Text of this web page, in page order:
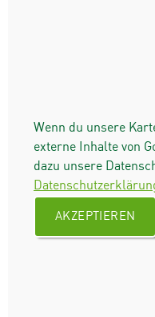
Wenn du unsere
externe Inhalte von
dazu unsere
AKZEPTIEREN